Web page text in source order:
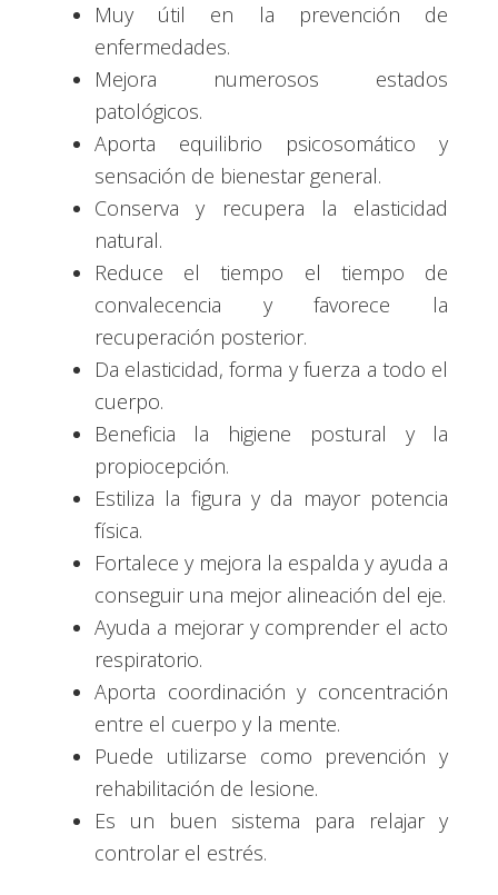
Muy útil en la prevención de
enfermedades.
Mejora numerosos estados
patológicos.
Aporta equilibrio psicosomático y
sensación de bienestar general.
Conserva y recupera la elasticidad
natural.
Reduce el tiempo el tiempo de
convalecencia y favorece la
recuperación posterior.
Da elasticidad, forma y fuerza a todo el
cuerpo.
Beneficia la higiene postural y la
propiocepción.
Estiliza la figura y da mayor potencia
física.
Fortalece y mejora la espalda y ayuda a
conseguir una mejor alineación del eje.
Ayuda a mejorar y comprender el acto
respiratorio.
Aporta coordinación y concentración
entre el cuerpo y la mente.
Puede utilizarse como prevención y
rehabilitación de lesione.
Es un buen sistema para relajar y
controlar el estrés.